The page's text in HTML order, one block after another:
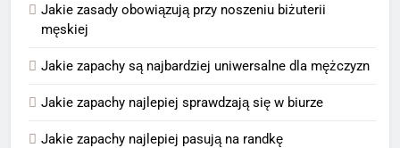
Jakie zasady obowiązują przy noszeniu biżuterii
męskiej
Jakie zapachy są najbardziej uniwersalne dla mężczyzn
Jakie zapachy najlepiej sprawdzają się w biurze
Jakie zapachy najlepiej pasują na randkę